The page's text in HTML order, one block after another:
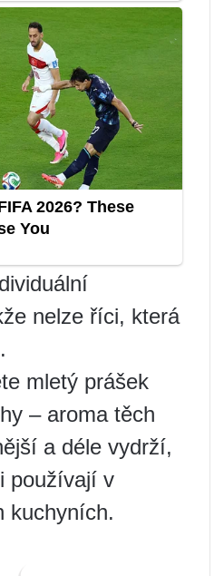
nelze říci, která
mletý prášek
– aroma těch
a déle vydrží,
používají v
kuchyních.